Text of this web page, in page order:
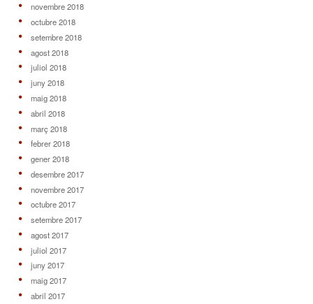
novembre 2018
octubre 2018
setembre 2018
agost 2018
juliol 2018
juny 2018
maig 2018
abril 2018
març 2018
febrer 2018
gener 2018
desembre 2017
novembre 2017
octubre 2017
setembre 2017
agost 2017
juliol 2017
juny 2017
maig 2017
abril 2017